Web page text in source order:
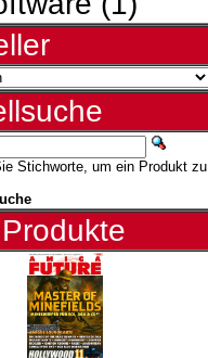
Stichworte, um ein Produkt zu